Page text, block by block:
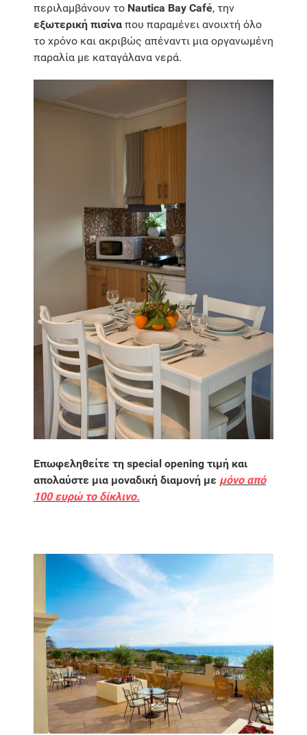
περιλαμβάνουν το Nautica Bay Café, την
εξωτερική πισίνα που παραμένει ανοιχτή όλο
το χρόνο και ακριβώς απέναντι μια οργανωμένη
παραλία με καταγάλανα νερά.
Επωφεληθείτε τη special opening τιμή και
απολαύστε μια μοναδική διαμονή με μόνο από
100 ευρώ το δίκλινο.